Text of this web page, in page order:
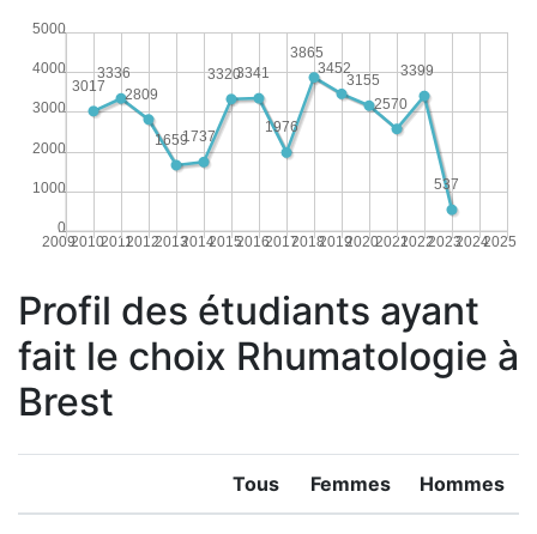
20092010201120122013201420152016201720182019202020212022202320242025
0
1000
2000
3000
4000
5000
537
3399
2570
3155
3452
3865
1976
3341
3320
1737
1659
2809
3336
3017
Profil des étudiants ayant
fait le choix Rhumatologie à
Brest
Tous Femmes Hommes